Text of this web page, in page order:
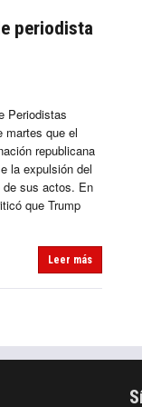
periodista
Periodistas
martes que el
republicana
la expulsión del
de sus actos. En
que Trump
Leer más